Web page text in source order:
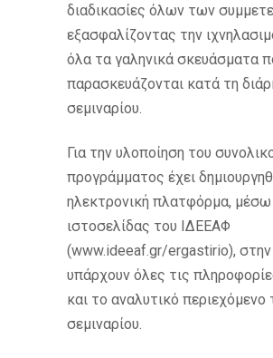
διαδικασίες όλων των
εξασφαλίζοντας την
όλα τα γαληνικά σκευάσματα
παρασκευάζονται κατά τη
σεμιναρίου.
Για την υλοποίηση του
προγράμματος έχει
ηλεκτρονική πλατφόρμα, μέσω
ιστοσελίδας του ΙΔΕΕΑΦ
(www.ideeaf.gr/ergastirio), στην
υπάρχουν όλες τις
και το αναλυτικό περιεχόμενο
σεμιναρίου.